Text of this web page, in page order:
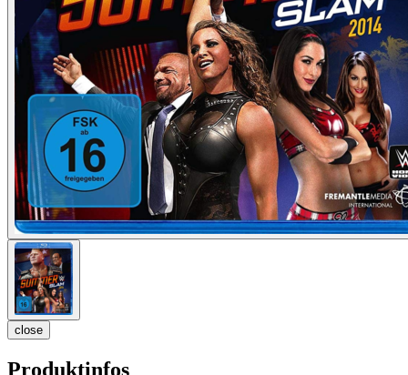
close
Produktinfos